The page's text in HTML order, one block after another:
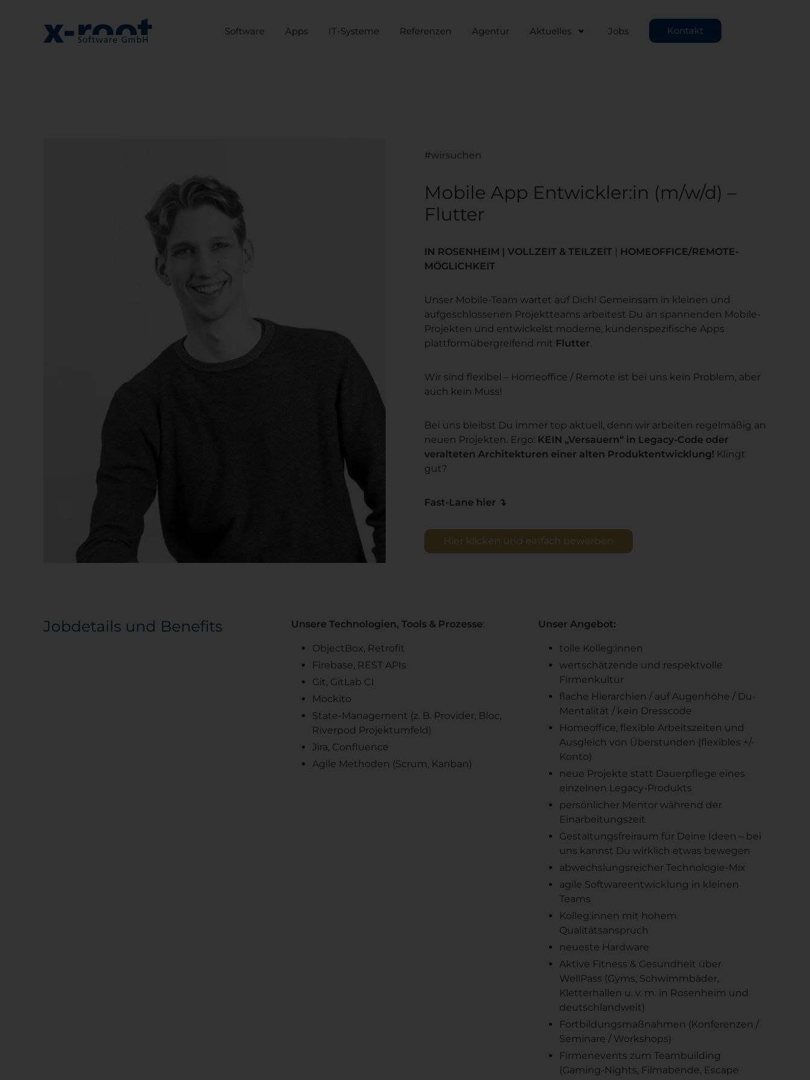
Software Apps IT-Systeme Referenzen Agentur Aktuelles Jobs Kontakt
#wirsuchen
Mobile App Entwickler:in (m/w/d) –
Flutter
IN ROSENHEIM | VOLLZEIT & TEILZEIT | HOMEOFFICE/REMOTE-
MÖGLICHKEIT
Unser Mobile-Team wartet auf Dich! Gemeinsam in kleinen und
aufgeschlossenen Projektteams arbeitest Du an spannenden Mobile-
Projekten und entwickelst moderne, kundenspezifische Apps
plattformübergreifend mit Flutter.
Wir sind flexibel – Homeoffice / Remote ist bei uns kein Problem, aber
auch kein Muss!
Bei uns bleibst Du immer top aktuell, denn wir arbeiten regelmäßig an
neuen Projekten. Ergo: KEIN „Versauern“ in Legacy-Code oder
veralteten Architekturen einer alten Produktentwicklung! Klingt
gut?
Fast-Lane hier ↴
Hier klicken und einfach bewerben
Jobdetails und Benefits Unsere Technologien, Tools & Prozesse:
ObjectBox, Retrofit
Firebase, REST APIs
Git, GitLab CI
Mockito
State-Management (z. B. Provider, Bloc,
Riverpod Projektumfeld)
Jira, Confluence
Agile Methoden (Scrum, Kanban)
Unser Angebot:
tolle Kolleg:innen
wertschätzende und respektvolle
Firmenkultur
flache Hierarchien / auf Augenhöhe / Du-
Mentalität / kein Dresscode
Homeoffice, flexible Arbeitszeiten und
Ausgleich von Überstunden (flexibles +/-
Konto)
neue Projekte statt Dauerpflege eines
einzelnen Legacy-Produkts
persönlicher Mentor während der
Einarbeitungszeit
Gestaltungsfreiraum für Deine Ideen – bei
uns kannst Du wirklich etwas bewegen
abwechslungsreicher Technologie-Mix
agile Softwareentwicklung in kleinen
Teams
Kolleg:innen mit hohem
Qualitätsanspruch
neueste Hardware
Aktive Fitness & Gesundheit über
WellPass (Gyms, Schwimmbäder,
Kletterhallen u. v. m. in Rosenheim und
deutschlandweit)
Fortbildungsmaßnahmen (Konferenzen /
Seminare / Workshops)
Firmenevents zum Teambuilding
(Gaming-Nights, Filmabende, Escape